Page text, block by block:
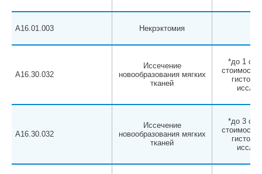
A16.01.003 Некрэктомия
A16.30.032
Иссечение
новообразования мягких
тканей
*до 1 см,
стоимости
A16.30.032
Иссечение
новообразования мягких
тканей
*до 3 см,
стоимости